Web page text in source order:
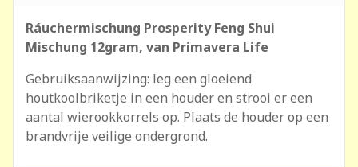
Ráuchermischung Prosperity Feng Shui
Mischung 12gram, van Primavera Life
Gebruiksaanwijzing: leg een gloeiend
houtkoolbriketje in een houder en strooi er een
aantal wierookkorrels op. Plaats de houder op een
brandvrije veilige ondergrond.